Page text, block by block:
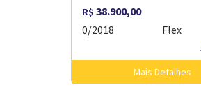
R$ 38.900,00
0/2018
Flex
Mais Detalhes